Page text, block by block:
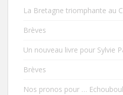
La Bretagne triomphante au
Brèves
Un nouveau livre pour Sylvie
Brèves
Nos pronos pour …